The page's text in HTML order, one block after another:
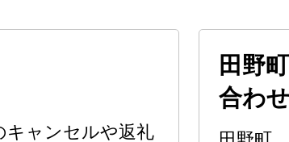
キャンセルや返礼
田野
合わせ